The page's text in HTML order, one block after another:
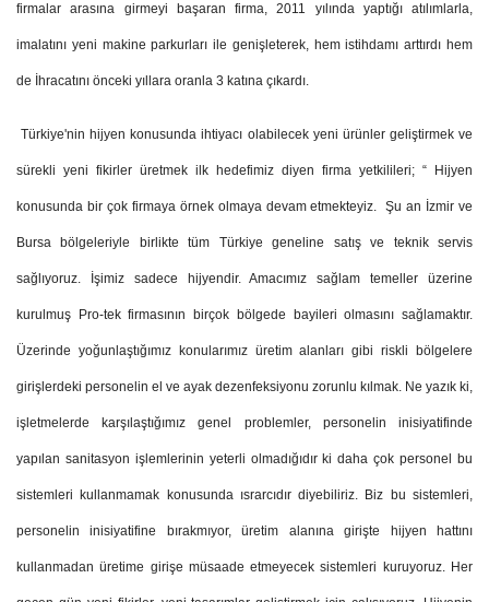
firmalar arasına girmeyi başaran firma, 2011 yılında yaptığı atılımlarla,
imalatını yeni makine parkurları ile genişleterek, hem istihdamı arttırdı hem
de İhracatını önceki yıllara oranla 3 katına çıkardı.
Türkiye'nin hijyen konusunda ihtiyacı olabilecek yeni ürünler geliştirmek ve
sürekli yeni fikirler üretmek ilk hedefimiz diyen firma yetkilileri; “ Hijyen
konusunda bir çok firmaya örnek olmaya devam etmekteyiz. Şu an İzmir ve
Bursa bölgeleriyle birlikte tüm Türkiye geneline satış ve teknik servis
sağlıyoruz. İşimiz sadece hijyendir. Amacımız sağlam temeller üzerine
kurulmuş Pro-tek firmasının birçok bölgede bayileri olmasını sağlamaktır.
Üzerinde yoğunlaştığımız konularımız üretim alanları gibi riskli bölgelere
girişlerdeki personelin el ve ayak dezenfeksiyonu zorunlu kılmak. Ne yazık ki,
işletmelerde karşılaştığımız genel problemler, personelin inisiyatifinde
yapılan sanitasyon işlemlerinin yeterli olmadığıdır ki daha çok personel bu
sistemleri kullanmamak konusunda ısrarcıdır diyebiliriz. Biz bu sistemleri,
personelin inisiyatifine bırakmıyor, üretim alanına girişte hijyen hattını
kullanmadan üretime girişe müsaade etmeyecek sistemleri kuruyoruz. Her